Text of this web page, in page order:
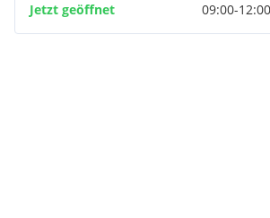
Jetzt geöffnet 09:00-12:00